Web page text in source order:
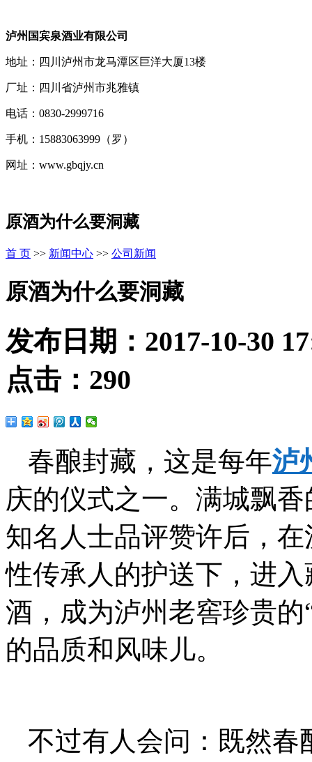
泸州国宾泉酒业有限公司
地址：四川泸州市龙马潭区巨洋大厦13楼
厂址：四川省泸州市兆雅镇
电话：0830-2999716
手机：15883063999（罗）
网址：www.gbqjy.cn
原酒为什么要洞藏
首 页 >> 新闻中心 >> 公司新闻
原酒为什么要洞藏
发布日期： 2017-10-30
点击： 290
春酿封藏，这是每年泸
庆的仪式之一。满城飘
知名人士品评赞许后，
性传承人的护送下，进
酒，成为泸州老窖珍贵
的品质和风味儿。
不过有人会问：既然春